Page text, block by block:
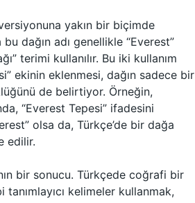
yakın bir biçimde
dağın adı genellikle “Everest”
terimi kullanılır. Bu iki kullanım
ekinin eklenmesi, dağın sadece bir
de belirtiyor. Örneğin,
“Everest Tepesi” ifadesini
olsa da, Türkçe’de bir dağa
edilir.
bir sonucu. Türkçede coğrafi bir
kelimeler kullanmak,